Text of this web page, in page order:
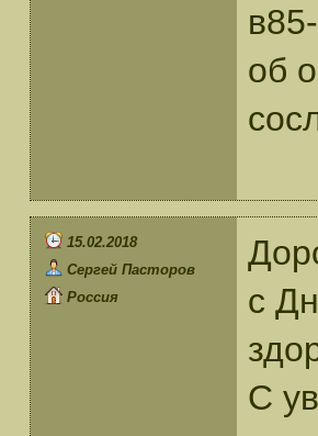
об
15.02.2018
Сергей Пасторов
Россия
с
С